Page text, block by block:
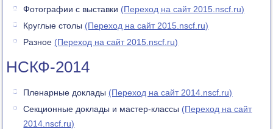
Фотографии с выставки (Переход на сайт 2015.nscf.ru)
Круглые столы (Переход на сайт 2015.nscf.ru)
Разное (Переход на сайт 2015.nscf.ru)
НСКФ-2014
Пленарные доклады (Переход на сайт 2014.nscf.ru)
Секционные доклады и мастер-классы (Переход на сайт
2014.nscf.ru)